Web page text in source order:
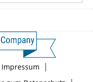
Impressum |